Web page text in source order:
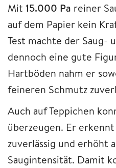
Mit 15.000 Pa reiner
auf dem Papier kein
Test machte der Saug-
dennoch eine gute
Hartböden nahm er
feineren Schmutz
Auch auf Teppichen
überzeugen. Er erkennt
zuverlässig und erhöht
Saugintensität. Damit